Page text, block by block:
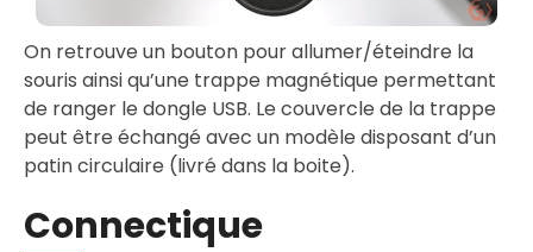
On retrouve un bouton pour allumer/éteindre la
souris ainsi qu’une trappe magnétique permettant
de ranger le dongle USB. Le couvercle de la trappe
peut être échangé avec un modèle disposant d’un
patin circulaire (livré dans la boite).
Connectique